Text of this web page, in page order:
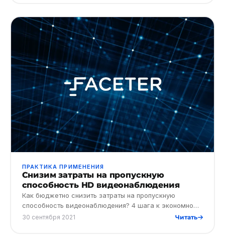
ПРАКТИКА ПРИМЕНЕНИЯ
Снизим затраты на пропускную
способность HD видеонаблюдения
Как бюджетно снизить затраты на пропускную
способность видеонаблюдения? 4 шага к экономному
HD мониторингу, которые нужно сделать на этапе
30 сентября 2021 Читать